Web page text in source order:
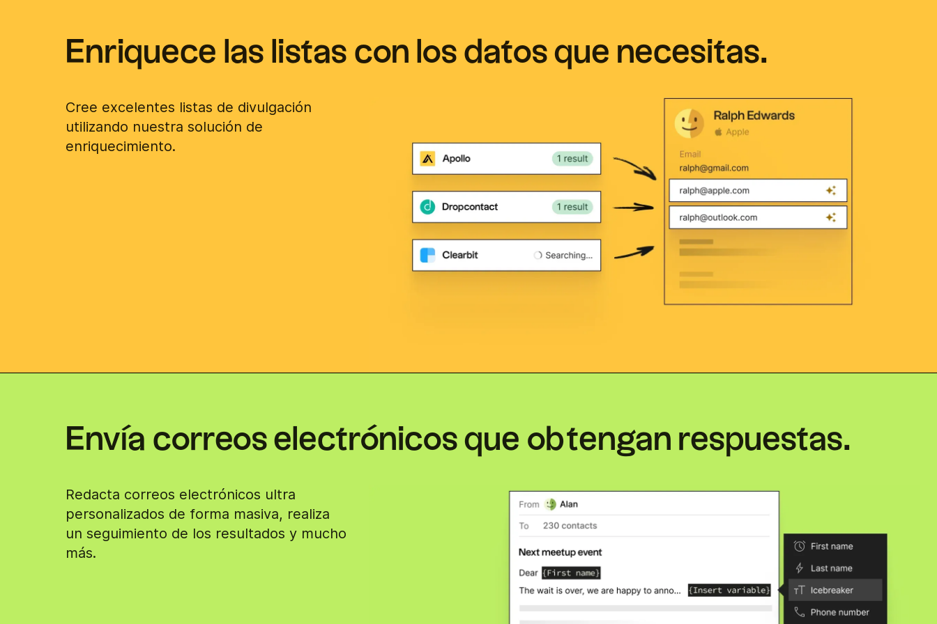
Enriquece las listas con los datos que necesitas.
Cree excelentes listas de divulgación
utilizando nuestra solución de
enriquecimiento.
Envía correos electrónicos que obtengan respuestas.
Redacta correos electrónicos ultra
personalizados de forma masiva, realiza
un seguimiento de los resultados y mucho
más.